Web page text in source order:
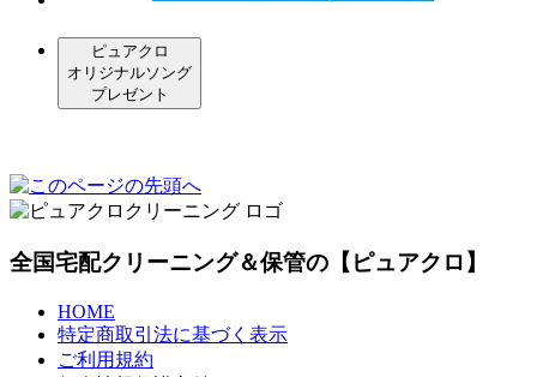
ピュアクロ
オリジナルソング
プレゼント
全国宅配クリーニング＆保管の【ピュアクロ】
HOME
特定商取引法に基づく表示
ご利用規約